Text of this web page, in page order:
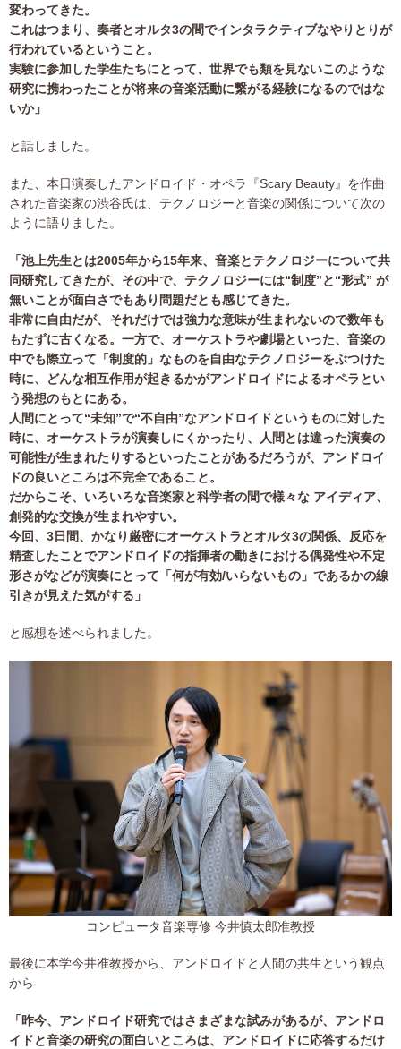
変わってきた。
これはつまり、奏者とオルタ3の間でインタラクティブなやりとりが
行われているということ。
実験に参加した学生たちにとって、世界でも類を見ないこのような
研究に携わったことが将来の音楽活動に繋がる経験になるのではな
いか」
と話しました。
また、本日演奏したアンドロイド・オペラ『Scary Beauty』を作曲
された音楽家の渋谷氏は、テクノロジーと音楽の関係について次の
ように語りました。
「池上先生とは2005年から15年来、音楽とテクノロジーについて共
同研究してきたが、その中で、テクノロジーには“制度”と“形式” が
無いことが面白さでもあり問題だとも感じてきた。
非常に自由だが、それだけでは強力な意味が生まれないので数年も
もたずに古くなる。一方で、オーケストラや劇場といった、音楽の
中でも際立って「制度的」なものを自由なテクノロジーをぶつけた
時に、どんな相互作用が起きるかがアンドロイドによるオペラとい
う発想のもとにある。
人間にとって“未知”で“不自由”なアンドロイドというものに対した
時に、オーケストラが演奏しにくかったり、人間とは違った演奏の
可能性が生まれたりするといったことがあるだろうが、アンドロイ
ドの良いところは不完全であること。
だからこそ、いろいろな音楽家と科学者の間で様々な アイディア、
創発的な交換が生まれやすい。
今回、3日間、かなり厳密にオーケストラとオルタ3の関係、反応を
精査したことでアンドロイドの指揮者の動きにおける偶発性や不定
形さがなどが演奏にとって「何が有効/いらないもの」であるかの線
引きが見えた気がする」
と感想を述べられました。
コンピュータ音楽専修 今井慎太郎准教授
最後に本学今井准教授から、アンドロイドと人間の共生という観点
から
「昨今、アンドロイド研究ではさまざまな試みがあるが、アンドロ
イドと音楽の研究の面白いところは、アンドロイドに応答するだけ